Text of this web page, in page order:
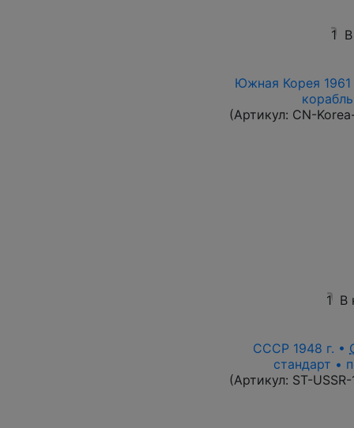
1
Южная Корея 1961
(Артикул: CN-
1 В
СССР 1948 г. •
стандарт •
(Артикул: ST-